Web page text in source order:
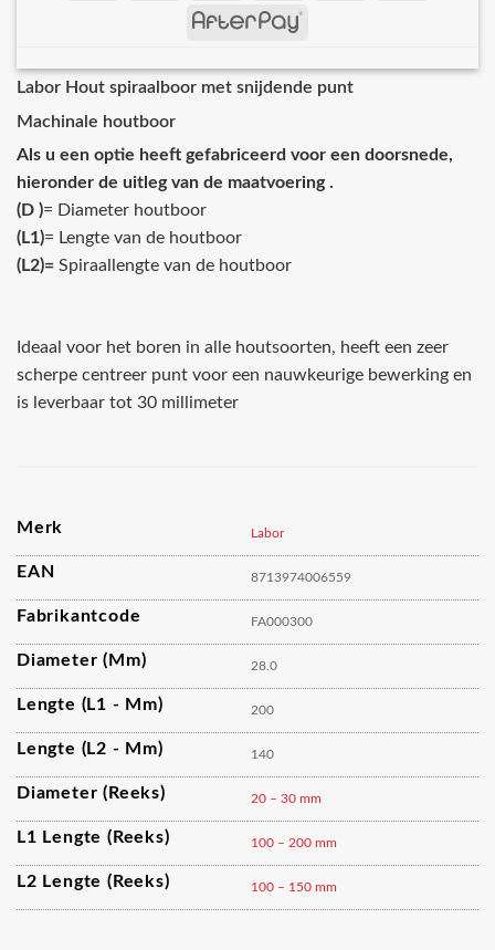
Labor Hout spiraalboor met snijdende punt
Machinale houtboor
Als u een optie heeft gefabriceerd voor een doorsnede,
hieronder de uitleg van de maatvoering .
(D )= Diameter houtboor
(L1)= Lengte van de houtboor
(L2)= Spiraallengte van de houtboor
Ideaal voor het boren in alle houtsoorten, heeft een zeer
scherpe centreer punt voor een nauwkeurige bewerking en
is leverbaar tot 30 millimeter
Merk Labor
EAN 8713974006559
Fabrikantcode FA000300
Diameter (mm) 28.0
Lengte (L1 - Mm) 200
Lengte (L2 - Mm) 140
Diameter (reeks) 20 – 30 mm
L1 Lengte (reeks) 100 – 200 mm
L2 Lengte (reeks) 100 – 150 mm